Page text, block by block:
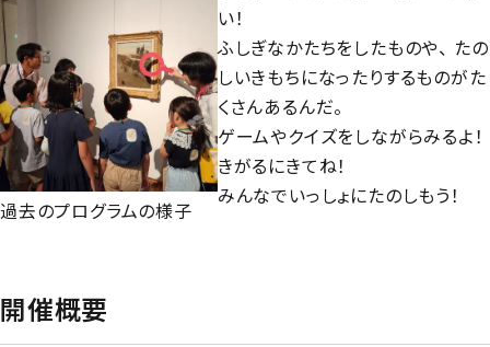
過去のプログラムの様子
い！
ふしぎなかたちをしたものや、 たの
しいきもちになったりするものがた
くさんあるんだ。
ゲームやクイズをしながらみるよ！
きがるにきてね！
みんなでいっしょにたのしもう！
開催概要